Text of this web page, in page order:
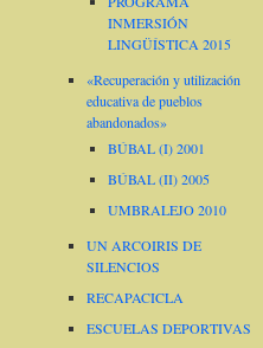
INMERSIÓN
LINGÜÍSTICA 2015
«Recuperación y utilización
educativa de pueblos
abandonados»
BÚBAL (I) 2001
BÚBAL (II) 2005
UMBRALEJO 2010
UN ARCOIRIS DE
SILENCIOS
RECAPACICLA
ESCUELAS DEPORTIVAS